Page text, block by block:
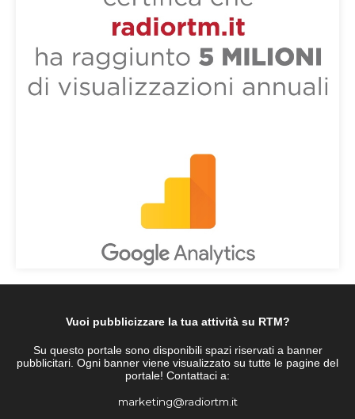
Vuoi pubblicizzare la tua attività su RTM?
Su questo portale sono disponibili spazi riservati a banner
pubblicitari. Ogni banner viene visualizzato su tutte le pagine del
portale! Contattaci a:
marketing@radiortm.it